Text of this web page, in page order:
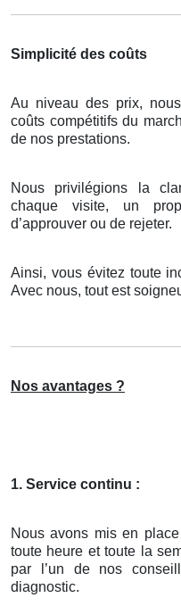
Simplicité des coûts
Au niveau des prix,
coûts compétitifs du
de nos prestations.
Nous privilégions la
chaque visite, un
d’approuver ou de rejeter.
Ainsi, vous évitez toute
Avec nous, tout est
Nos avantages ?
1. Service continu :
Nous avons mis en
toute heure et toute la
par l’un de nos
diagnostic.